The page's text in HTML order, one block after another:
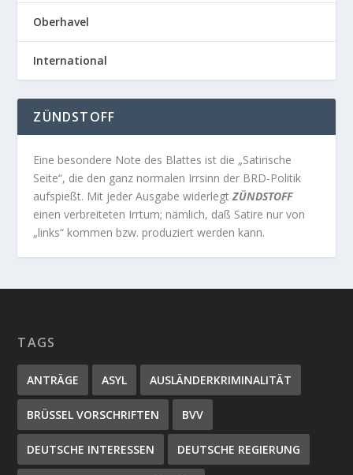
Oberhavel
International
ZÜNDSTOFF
Eine besondere Note des Blattes ist die „Satirische
Seite“, die den ganz normalen Irrsinn der BRD-Politik
aufspießt. Mit jeder Ausgabe widerlegtZÜNDSTOFF
einen verbreiteten Irrtum; nämlich, daß Satire nur von
„links“ kommen bzw. produziert werden kann.
TAGS
ANTRÄGE ASYL AUSLÄNDERKRIMINALITÄT
BRÜSSEL VORSCHRIFTEN BVV
DEUTSCHE INTERESSEN DEUTSCHE REGIERUNG